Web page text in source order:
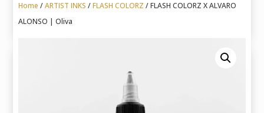
Home /ARTIST INKS /FLASH COLORZ / FLASH COLORZ X ALVARO
ALONSO | Oliva